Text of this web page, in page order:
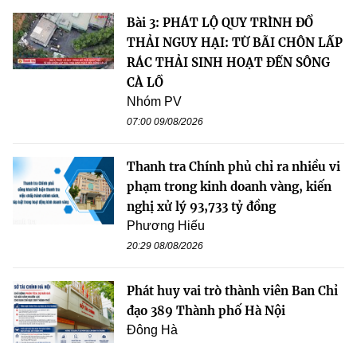
Bài 3: PHÁT LỘ QUY TRÌNH ĐỔ
THẢI NGUY HẠI: TỪ BÃI CHÔN LẤP
RÁC THẢI SINH HOẠT ĐẾN SÔNG
CÀ LỒ
Nhóm PV
07:00 09/08/2026
Thanh tra Chính phủ chỉ ra nhiều vi
phạm trong kinh doanh vàng, kiến
nghị xử lý 93,733 tỷ đồng
Phương Hiếu
20:29 08/08/2026
Phát huy vai trò thành viên Ban Chỉ
đạo 389 Thành phố Hà Nội
Đông Hà